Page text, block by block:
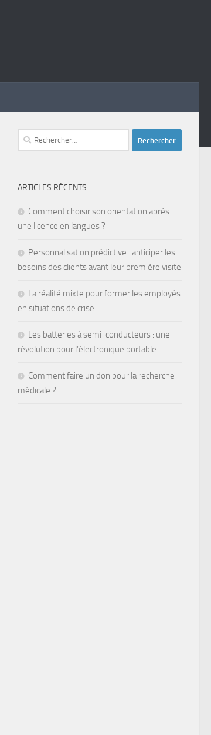
Rechercher :
ARTICLES RÉCENTS
Comment choisir son orientation après
une licence en langues ?
Personnalisation prédictive : anticiper les
besoins des clients avant leur première visite
La réalité mixte pour former les employés
en situations de crise
Les batteries à semi-conducteurs : une
révolution pour l’électronique portable
Comment faire un don pour la recherche
médicale ?